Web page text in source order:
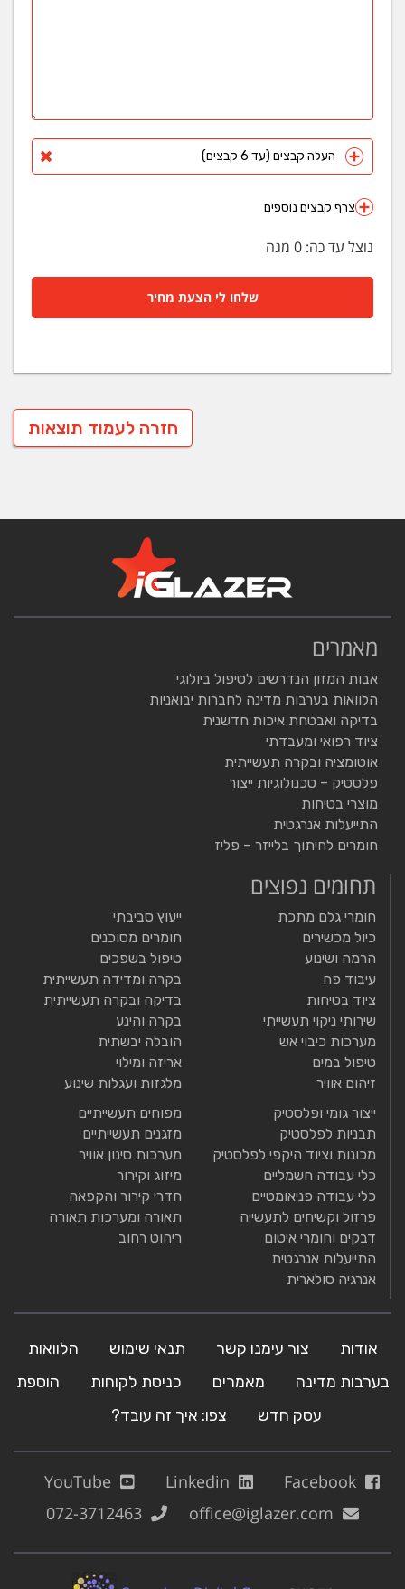
העלה קבצים (עד 6 קבצים)
צרף קבצים נוספים
נוצל עד כה: 0 מגה
שלחו לי הצעת מחיר
חזרה לעמוד תוצאות
מאמרים
אבות המזון הנדרשים לטיפול ביולוגי
הלוואות בערבות מדינה לחברות יבואניות
בדיקה ואבטחת איכות חדשנית
ציוד רפואי ומעבדתי
אוטומציה ובקרה תעשייתית
פלסטיק – טכנולוגיות ייצור
מוצרי בטיחות
התייעלות אנרגטית
חומרים לחיתוך בלייזר – פליז
תחומים נפוצים
חומרי גלם מתכת
כיול מכשירים
הרמה ושינוע
עיבוד פח
ציוד בטיחות
שירותי ניקוי תעשייתי
מערכות כיבוי אש
טיפול במים
זיהום אוויר
ייעוץ סביבתי
חומרים מסוכנים
טיפול בשפכים
בקרה ומדידה תעשייתית
בדיקה ובקרה תעשייתית
בקרה והינע
הובלה יבשתית
אריזה ומילוי
מלגזות ועגלות שינוע
ייצור גומי ופלסטיק
תבניות לפלסטיק
מכונות וציוד היקפי לפלסטיק
כלי עבודה חשמליים
כלי עבודה פניאומטיים
פרזול וקשיחים לתעשייה
דבקים וחומרי איטום
התייעלות אנרגטית
אנרגיה סולארית
מפוחים תעשייתיים
מזגנים תעשייתיים
מערכות סינון אוויר
מיזוג וקירור
חדרי קירור והקפאה
תאורה ומערכות תאורה
ריהוט רחוב
אודות צור עימנו קשר תנאי שימוש
הלוואות
בערבות מדינה
מאמרים כניסת לקוחות
הוספת
עסק חדש
צפו: איך זה עובד?
Facebook